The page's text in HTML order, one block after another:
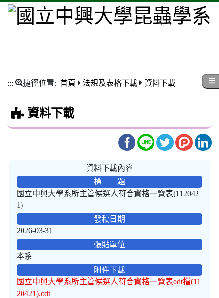
::: 捷徑位置: 首頁 法規及表格下載 資料下載
資料下載
資料下載內容
標 題
國立中興大學系所主管候選人符合資格一覽表(112042
1)
發稿日期
2026-03-31
張貼單位
本系
附件下載
國立中興大學系所主管候選人符合資格一覽表odt檔(11
20421).odt